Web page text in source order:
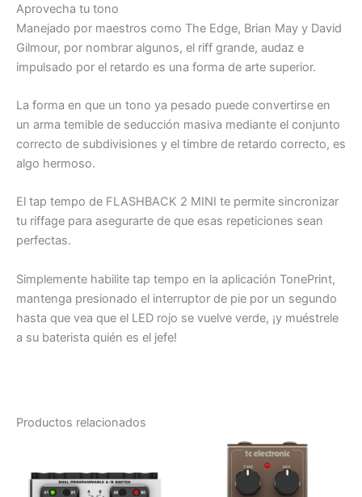
Aprovecha tu tono
Manejado por maestros como The Edge, Brian May y David
Gilmour, por nombrar algunos, el riff grande, audaz e
impulsado por el retardo es una forma de arte superior.
La forma en que un tono ya pesado puede convertirse en
un arma temible de seducción masiva mediante el conjunto
correcto de subdivisiones y el timbre de retardo correcto, es
algo hermoso.
El tap tempo de FLASHBACK 2 MINI te permite sincronizar
tu riffage para asegurarte de que esas repeticiones sean
perfectas.
Simplemente habilite tap tempo en la aplicación TonePrint,
mantenga presionado el interruptor de pie por un segundo
hasta que vea que el LED rojo se vuelve verde, ¡y muéstrele
a su baterista quién es el jefe!
Productos relacionados